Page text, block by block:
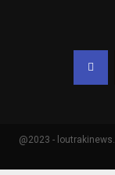
@2023 -